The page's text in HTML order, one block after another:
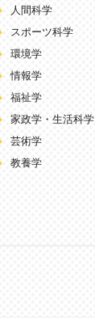
人間科学
スポーツ科学
環境学
情報学
福祉学
家政学・生活科学
芸術学
教養学